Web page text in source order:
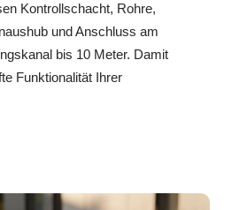
Kontrollschacht, Rohre,
und Anschluss am
bis 10 Meter. Damit
Funktionalität Ihrer